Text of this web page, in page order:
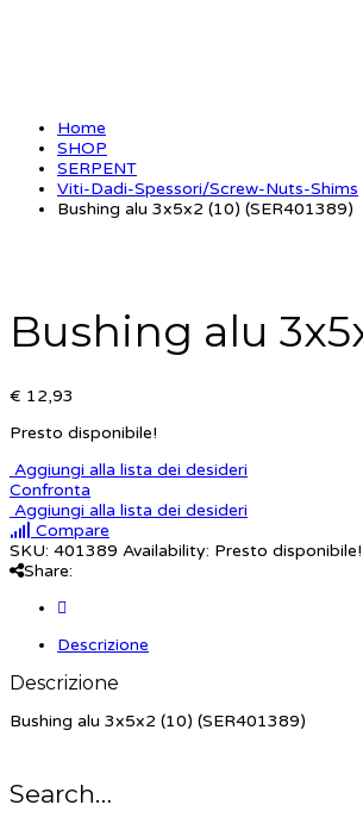
Home
SHOP
SERPENT
Viti-Dadi-Spessori/Screw-Nuts-Shims
Bushing alu 3x5x2 (10) (SER401389)
Bushing alu
€ 12,93
Presto disponibile!
Aggiungi alla lista dei desideri
Confronta
Aggiungi alla lista dei desideri
Compare
SKU: 401389 Availability: Presto disponibile!
Share:
Descrizione
Descrizione
Bushing alu 3x5x2 (10) (SER401389)
Search…